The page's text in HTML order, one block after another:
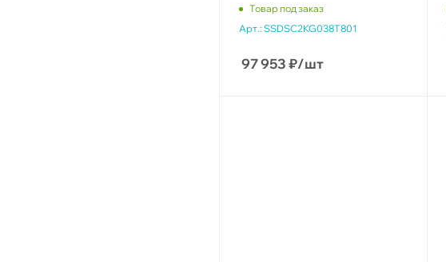
Товар под заказ
Арт.: SSDSC2KG038T801
97 953₽/шт